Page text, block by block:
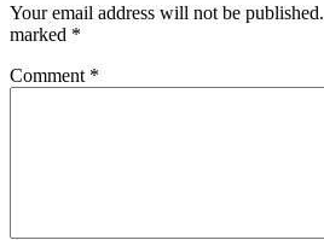
Your email address will not be published.
marked *
Comment *